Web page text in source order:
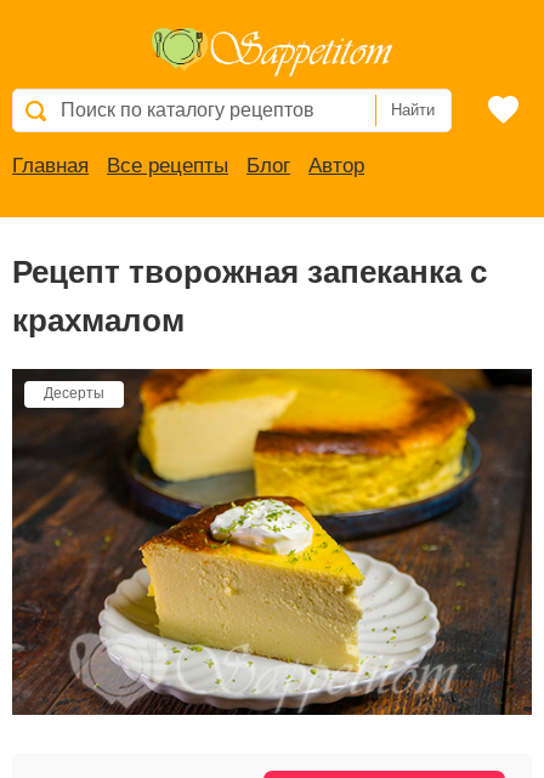
Найти
Главная Все рецепты Блог Автор
Рецепт творожная запеканка с
крахмалом
Десерты